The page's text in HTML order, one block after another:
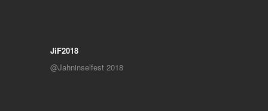
JiF2018
@Jahninselfest 2018